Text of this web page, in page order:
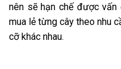
nên sẽ hạn chế được
mua lẻ từng cây theo nhu
cỡ khác nhau.